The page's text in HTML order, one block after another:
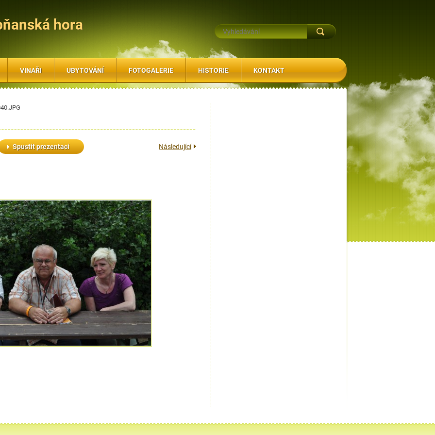
hora
Spustit prezentaci Následující
VINAŘI UBYTOVÁNÍ FOTOGALERIE HISTORIE KONTAKT